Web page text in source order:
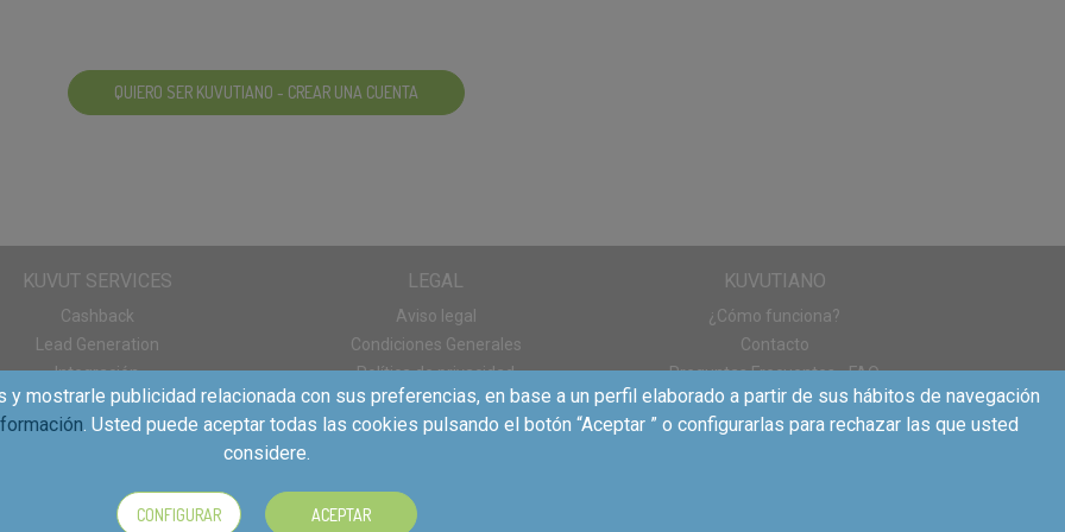
QUIERO SER KUVUTIANO - CREAR UNA CUENTA
KUVUT SERVICES
Cashback
Lead Generation
Integración
Panel de consumo
Descargas App
LEGAL
Aviso legal
Condiciones Generales
Política de privacidad
Política de cookies
KUVUTIANO
¿Cómo funciona?
Contacto
Preguntas Frecuentes - FAQ
mostrarle publicidad relacionada con sus preferencias, en base a un perfil elaborado a partir de sus hábitos de navegación
. Usted puede aceptar todas las cookies pulsando el botón “Aceptar ” o configurarlas para rechazar las que usted
considere.
CONFIGURAR ACEPTAR